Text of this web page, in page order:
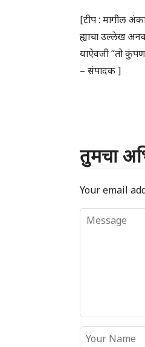
[टीप : मागील
ह्याचा उल्लेख
याऐवजी “तो
– संपादक ]
तुमचा
Your email